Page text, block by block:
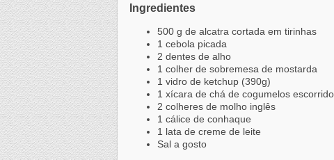
Ingredientes
500 g de alcatra cortada em tirinhas
1 cebola picada
2 dentes de alho
1 colher de sobremesa de mostarda
1 vidro de ketchup (390g)
1 xícara de chá de cogumelos
2 colheres de molho inglês
1 cálice de conhaque
1 lata de creme de leite
Sal a gosto